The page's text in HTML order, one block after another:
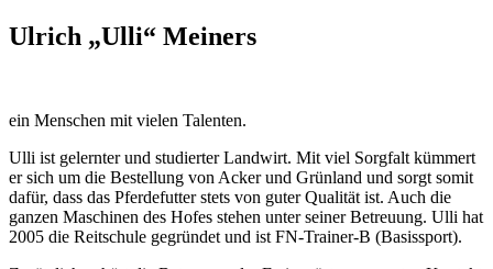
Ulrich „Ulli“ Meiners
ein Menschen mit vielen Talenten.
Ulli ist gelernter und studierter Landwirt. Mit viel Sorgfalt kümmert
er sich um die Bestellung von Acker und Grünland und sorgt somit
dafür, dass das Pferdefutter stets von guter Qualität ist. Auch die
ganzen Maschinen des Hofes stehen unter seiner Betreuung. Ulli hat
2005 die Reitschule gegründet und ist FN-Trainer-B (Basissport).